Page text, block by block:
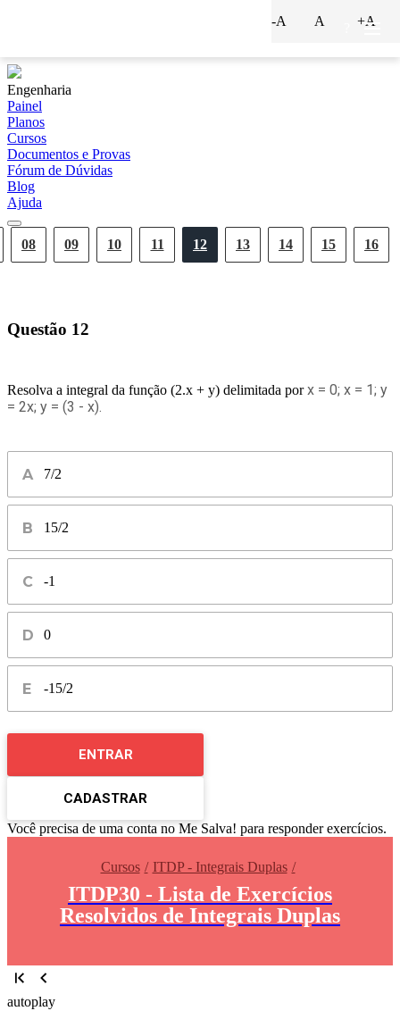
Engenharia
Painel
Planos
Cursos
Documentos e Provas
Fórum de Dúvidas
Blog
Ajuda
08 09 10 11 12 13 14 15 16
-A A +A
Questão 12
Resolva a integral da função (2.x + y) delimitada porx = 0; x = 1; y
= 2x; y = (3 - x).
7/2
15/2
-1
0
-15/2
ENTRAR
CADASTRAR
Você precisa de uma conta no Me Salva! para responder exercícios.
Cursos ITDP - Integrais Duplas
ITDP30 - Lista de Exercícios
Resolvidos de Integrais Duplas
autoplay